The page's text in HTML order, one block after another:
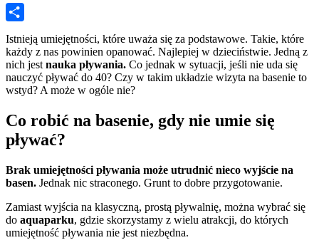
Istnieją umiejętności, które uważa się za podstawowe. Takie, które
każdy z nas powinien opanować. Najlepiej w dzieciństwie. Jedną z
nich jestnauka pływania. Co jednak w sytuacji, jeśli nie uda się
nauczyć pływać do 40? Czy w takim układzie wizyta na basenie to
wstyd? A może w ogóle nie?
Co robić na basenie, gdy nie umie się
pływać?
Brak umiejętności pływania może utrudnić nieco wyjście na
basen. Jednak nic straconego. Grunt to dobre przygotowanie.
Zamiast wyjścia na klasyczną, prostą pływalnię, można wybrać się
do aquaparku, gdzie skorzystamy z wielu atrakcji, do których
umiejętność pływania nie jest niezbędna.